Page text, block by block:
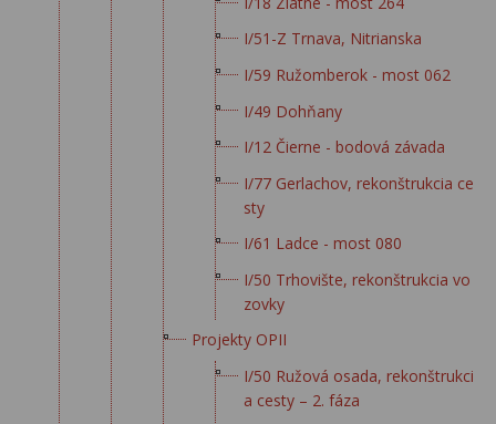
I/51-Z Trnava, Nitrianska
I/59 Ružomberok - most 062
I/49 Dohňany
I/12 Čierne - bodová závada
I/77 Gerlachov, rekonštrukcia ce
sty
I/61 Ladce - most 080
I/50 Trhovište, rekonštrukcia vo
zovky
Projekty OPII
I/50 Ružová osada, rekonštrukci
a cesty – 2. fáza